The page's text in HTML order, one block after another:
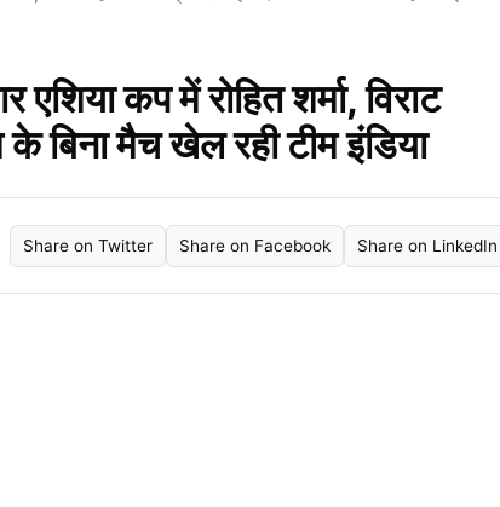
कप में रोहित शर्मा, विराट
बिना मैच खेल रही टीम इंडिया
Share on Twitter Share on Facebook Share on LinkedIn